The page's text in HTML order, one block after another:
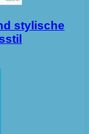
stylische